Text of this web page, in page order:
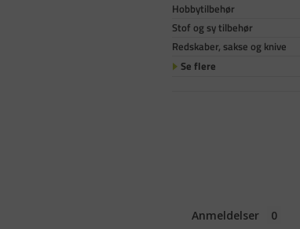
Hobbytilbehør
Stof og sy tilbehør
Redskaber, sakse og knive
Se flere
Anmeldelser